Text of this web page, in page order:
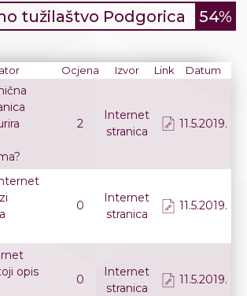
tužilaštvo Podgorica 54%
Ocjena Izvor Link Datum
2
Internet
stranica
11.5.2019.
0
Internet
stranica
11.5.2019.
opis
0
Internet
stranica
11.5.2019.